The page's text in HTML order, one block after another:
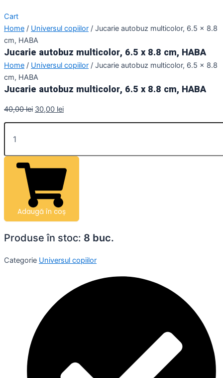
Cart
Home / Universul copiilor / Jucarie autobuz multicolor, 6.5 x 8.8
cm, HABA
Jucarie autobuz multicolor, 6.5 x 8.8 cm, HABA
Home / Universul copiilor / Jucarie autobuz multicolor, 6.5 x 8.8
cm, HABA
Jucarie autobuz multicolor, 6.5 x 8.8 cm, HABA
40,00lei 30,00 lei
Adaugă în coș
Produse în stoc: 8 buc.
Categorie Universul copiilor